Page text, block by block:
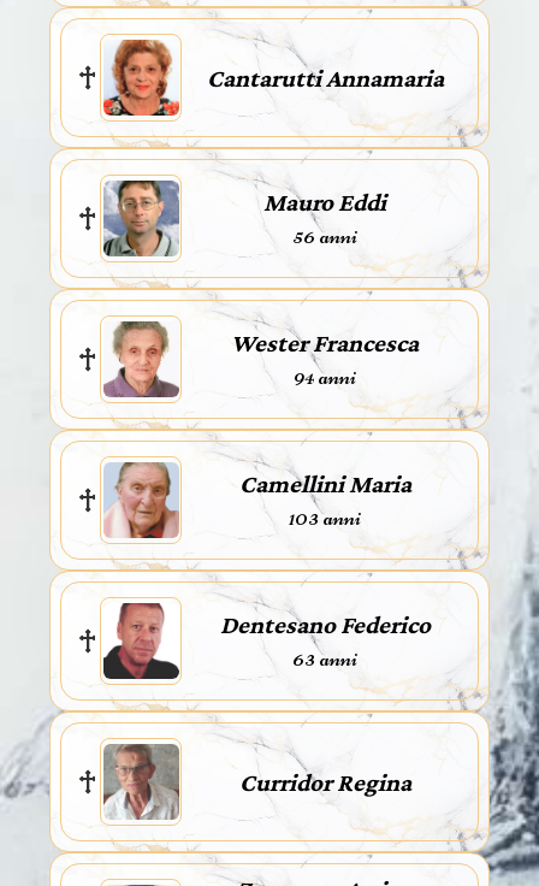
Cantarutti Annamaria
Mauro Eddi
56 anni
Wester Francesca
94 anni
Camellini Maria
103 anni
Dentesano Federico
63 anni
Curridor Regina